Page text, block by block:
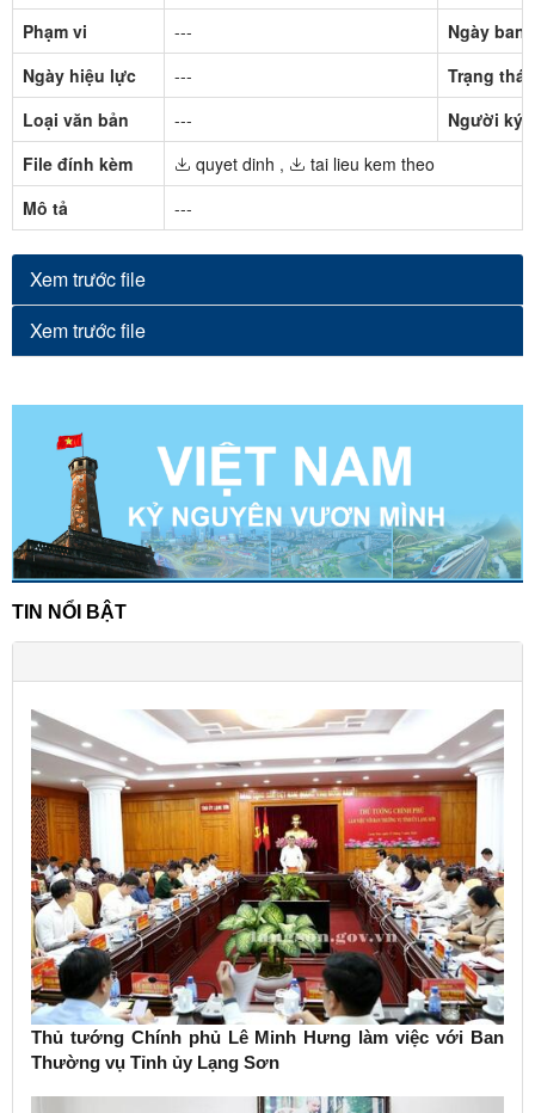
Phạm vi
---
Ngày ban
Ngày hiệu lực
---
Trạng thái
Loại văn bản
---
Người ký
File đính kèm
quyet dinh ,
tai lieu kem theo
Mô tả
---
Xem trước file
Xem trước file
TIN NỔI BẬT
Thủ tướng Chính phủ Lê Minh Hưng làm việc với Ban
Thường vụ Tỉnh ủy Lạng Sơn